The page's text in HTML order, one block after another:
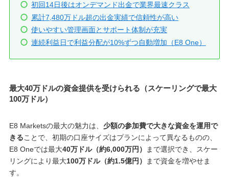
初回14日後はオンデマンド出金で業界最速クラス
累計7,480万ドル超の出金実績で信頼性が高い
使いやすい管理画面とサポート体制が充実
連続利益日で利益分配が10%ずつ自動増加（E8 One）
最大40万ドルの資金提供を受けられる（スケーリングで最大
100万ドル）
E8 Marketsの最大の魅力は、 少額の参加費で大きな資金を運用で
きることで、初期の口座サイズはプランによって異なるものの、
E8 Oneでは最大40万ドル（約6,000万円）
まで選択でき、スケー
リングにより最大100万ドル（約1.5億円）
まで資金を増やせま
す。